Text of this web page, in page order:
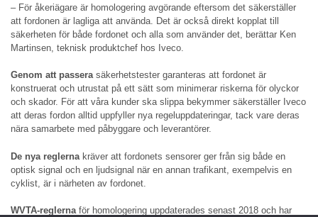
– För åkeriägare är homologering avgörande eftersom det säkerställer
att fordonen är lagliga att använda. Det är också direkt kopplat till
säkerheten för både fordonet och alla som använder det, berättar Ken
Martinsen, teknisk produktchef hos Iveco.
Genom att passerasäkerhetstester garanteras att fordonet är
konstruerat och utrustat på ett sätt som minimerar riskerna för olyckor
och skador. För att våra kunder ska slippa bekymmer säkerställer Iveco
att deras fordon alltid uppfyller nya regeluppdateringar, tack vare deras
nära samarbete med påbyggare och leverantörer.
De nya reglerna kräver att fordonets sensorer ger från sig både en
optisk signal och en ljudsignal när en annan trafikant, exempelvis en
cyklist, är i närheten av fordonet.
WVTA-reglernaför homologering uppdaterades senast 2018 och har